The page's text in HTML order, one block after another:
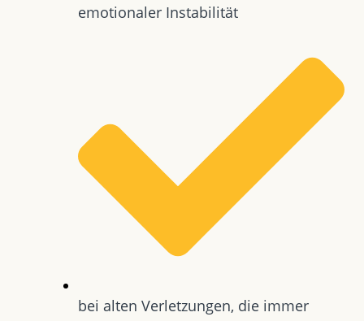
emotionaler Instabilität
bei alten Verletzungen, die immer